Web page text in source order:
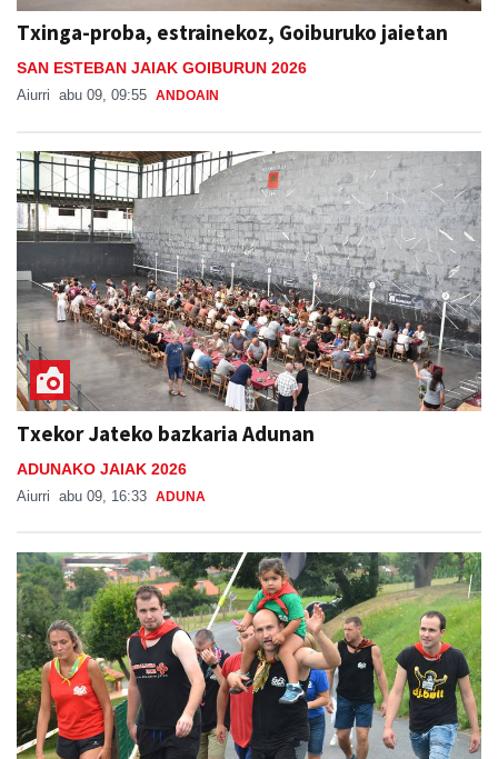
Txinga-proba, estrainekoz, Goiburuko jaietan
SAN ESTEBAN JAIAK GOIBURUN 2026
Aiurri abu 09, 09:55 ANDOAIN
Txekor Jateko bazkaria Adunan
ADUNAKO JAIAK 2026
Aiurri abu 09, 16:33 ADUNA